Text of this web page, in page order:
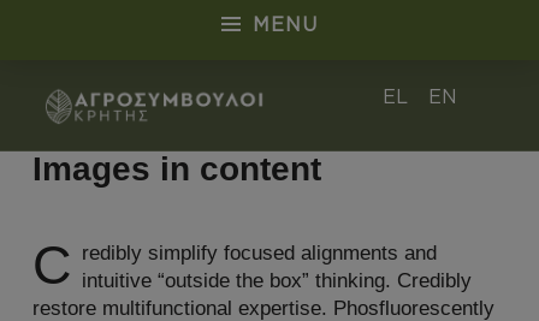
Images in content - Αγροσύμβουλοι
MENU
EL EN
Images in content
C redibly simplify focused alignments and
intuitive “outside the box” thinking. Credibly
restore multifunctional expertise. Phosfluorescently